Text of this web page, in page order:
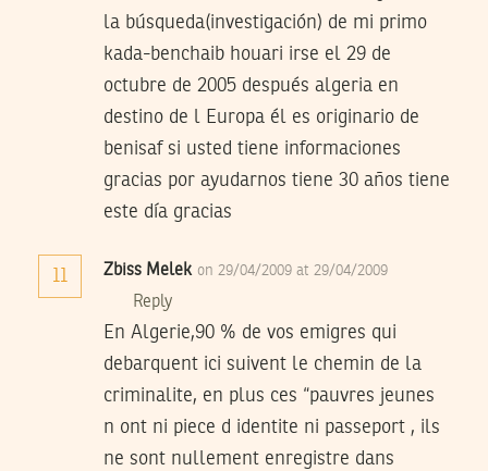
la búsqueda(investigación) de mi primo
kada-benchaib houari irse el 29 de
octubre de 2005 después algeria en
destino de l Europa él es originario de
benisaf si usted tiene informaciones
gracias por ayudarnos tiene 30 años tiene
este día gracias
11 Zbiss Melek on 29/04/2009 at 29/04/2009
Reply
En Algerie,90 % de vos emigres qui
debarquent ici suivent le chemin de la
criminalite, en plus ces “pauvres jeunes
n ont ni piece d identite ni passeport , ils
ne sont nullement enregistre dans